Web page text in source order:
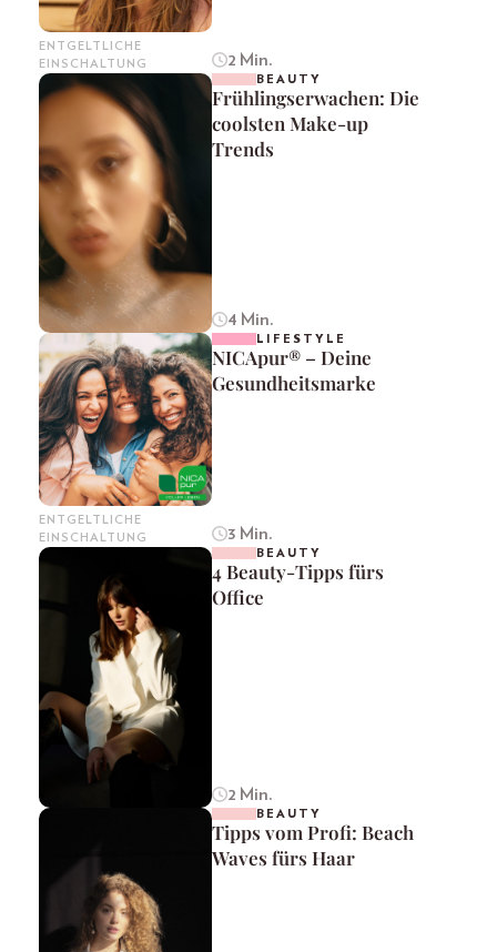
ENTGELTLICHE
EINSCHALTUNG
2 Min.
BEAUTY
Frühlingserwachen: Die
coolsten Make-up
Trends
4 Min.
ENTGELTLICHE
EINSCHALTUNG
LIFESTYLE
NICApur® – Deine
Gesundheitsmarke
3 Min.
BEAUTY
4 Beauty-Tipps fürs
Office
2 Min.
BEAUTY
Tipps vom Profi: Beach
Waves fürs Haar